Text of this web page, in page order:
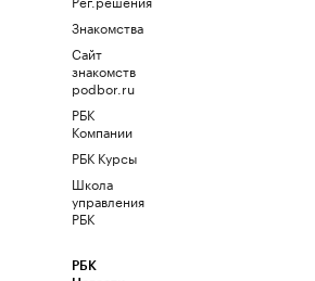
Знакомства
Сайт
знакомств
podbor.ru
РБК
Компании
РБК Курсы
Школа
управления
РБК
РБК